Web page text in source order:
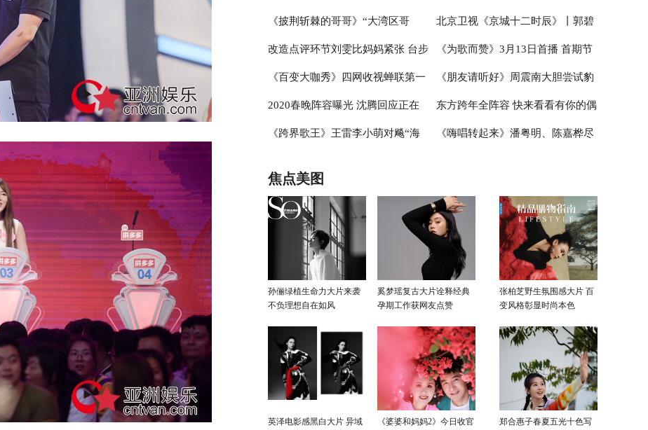
学与类脑研究” 科学青年团探索“神
秘大脑”
结，冰雪盛典联欢喜迎冬奥时间 袭 奥运冠军组团助阵迎冬奥
《披荆斩棘的哥哥》“大湾区哥
哥”展乐器才能 赵文卓练舞显肌肉
线条
北京卫视《京城十二时辰》丨郭碧
婷向佐感受“金婚”甜蜜 悦悦姜帅打
卡“火星基地”
改造点评环节刘雯比妈妈紧张 台步
考核两位妈妈无缘大秀
《为歌而赞》3月13日首播 首期节
目抖音观看突破5100万
《百变大咖秀》四网收视蝉联第一
杨迪模仿GAI细节到位赢广泛认可
《朋友请听好》周震南大胆尝试豹
纹V领衬衫，又野又乖自带高级感
2020春晚阵容曝光 沈腾回应正在
备战央视春晚
东方跨年全阵容 快来看看有你的偶
像吗？
《跨界歌王》王雷李小萌对飚“海 《嗨唱转起来》潘粤明、陈嘉桦尽
焦点美图
孙俪绿植生命力大片来袭
不负理想自在如风
奚梦瑶复古大片诠释经典
孕期工作获网友点赞
张柏芝野生氛围感大片 百
变风格彰显时尚本色
英泽电影感黑白大片 异域
《婆婆和妈妈2》今日收官
郑合惠子春夏五光十色写